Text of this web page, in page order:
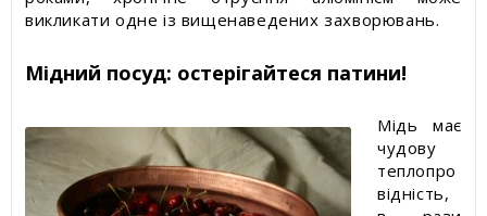
викликати одне із вищенаведених захворювань.
Мідний посуд: остерігайтеся патини!
Мідь має
чудову
теплопро
відність,